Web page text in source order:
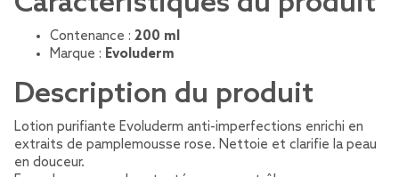
Contenance : 200 ml
Marque : Evoluderm
Description du produit
Lotion purifiante Evoluderm anti-imperfections enrichi en
extraits de pamplemousse rose. Nettoie et clarifie la peau
en douceur.